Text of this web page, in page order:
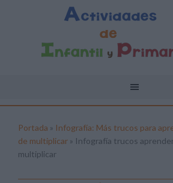
Portada » Infografía: Más trucos para
de multiplicar » Infografía trucos
multiplicar